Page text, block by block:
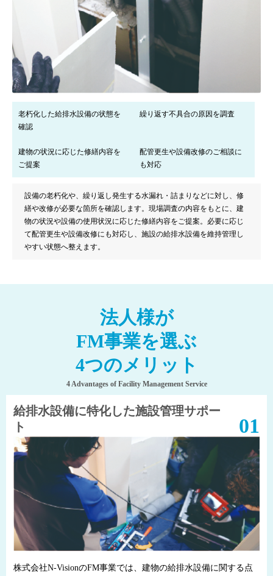
老朽化した給排水設備の状態を
確認
繰り返す不具合の原因を調査
建物の状況に応じた修繕内容を
ご提案
配管更生や設備改修のご相談に
も対応
設備の老朽化や、繰り返し発生する水漏れ・詰まりなどに対し、修
繕や改修が必要な箇所を確認します。現場調査の内容をもとに、建
物の状況や設備の使用状況に応じた修繕内容をご提案。必要に応じ
て配管更生や設備改修にも対応し、施設の給排水設備を維持管理し
やすい状態へ整えます。
法人様が
FM事業を選ぶ
4つのメリット
4 Advantages of Facility Management Service
給排水設備に特化した施設管理サポー
ト
株式会社N-VisionのFM事業では、建物の給排水設備に関する点